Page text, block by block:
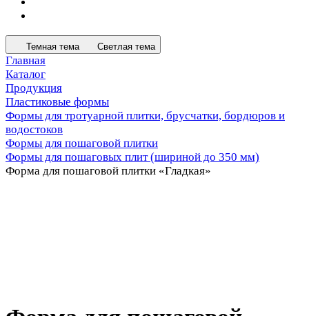
Темная тема Светлая тема
Главная
Каталог
Продукция
Пластиковые формы
Формы для тротуарной плитки, брусчатки, бордюров и
водостоков
Формы для пошаговой плитки
Формы для пошаговых плит (шириной до 350 мм)
Форма для пошаговой плитки «Гладкая»